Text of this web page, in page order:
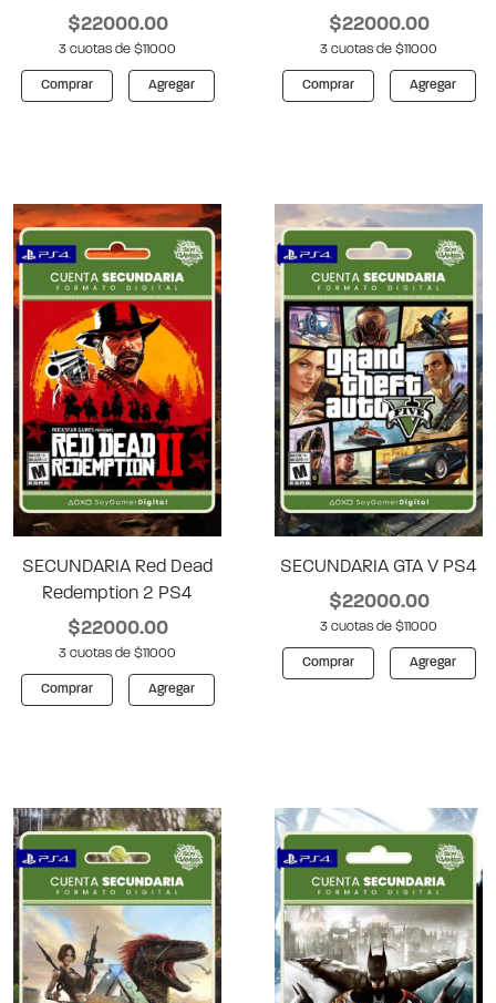
$22000.00
3 cuotas de $11000
Comprar Agregar
$22000.00
3 cuotas de $11000
Comprar Agregar
SECUNDARIA Red Dead
Redemption 2 PS4
$22000.00
3 cuotas de $11000
Comprar Agregar
SECUNDARIA GTA V PS4
$22000.00
3 cuotas de $11000
Comprar Agregar